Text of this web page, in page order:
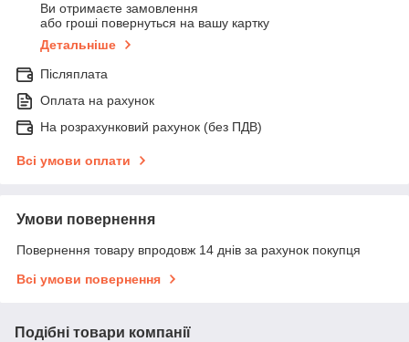
Ви отримаєте замовлення
або гроші повернуться на вашу картку
Детальніше
Післяплата
Оплата на рахунок
На розрахунковий рахунок (без ПДВ)
Всі умови оплати
Умови повернення
Повернення товару впродовж 14 днів за рахунок покупця
Всі умови повернення
Подібні товари компанії